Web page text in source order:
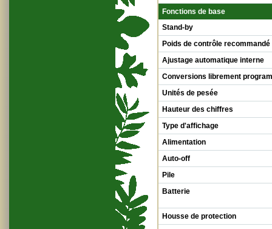
Fonctions de base
Stand-by
Poids de contrôle recommandé
Ajustage automatique interne
Conversions librement
Unités de pesée
Hauteur des chiffres
Type d'affichage
Alimentation
Auto-off
Pile
Batterie
Housse de protection